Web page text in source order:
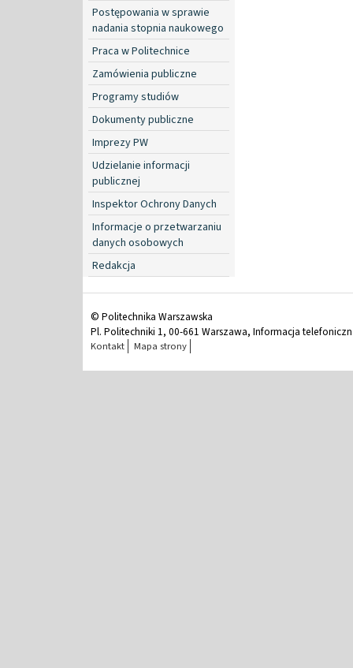
Postępowania w sprawie
nadania stopnia naukowego
Praca w Politechnice
Zamówienia publiczne
Programy studiów
Dokumenty publiczne
Imprezy PW
Udzielanie informacji
publicznej
Inspektor Ochrony Danych
Informacje o przetwarzaniu
danych osobowych
Redakcja
© Politechnika Warszawska
Pl. Politechniki 1, 00-661 Warszawa, Informacja
Kontakt Mapa strony